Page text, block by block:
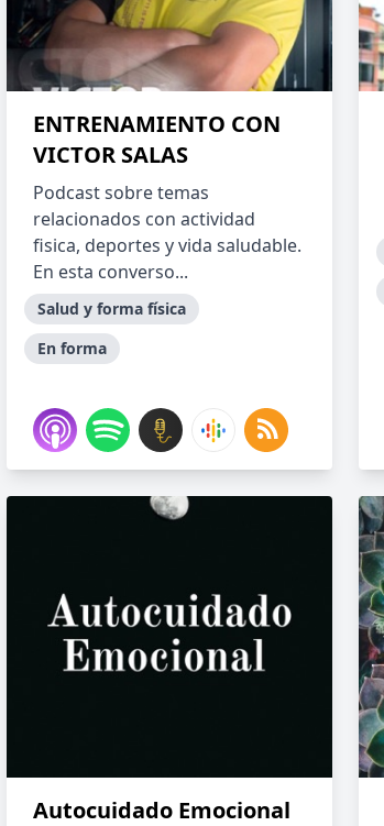
ENTRENAMIENTO CON
VICTOR SALAS
Podcast sobre temas
relacionados con actividad
fisica, deportes y vida saludable.
En esta converso...
Salud y forma física
En forma
Autocuidado Emocional